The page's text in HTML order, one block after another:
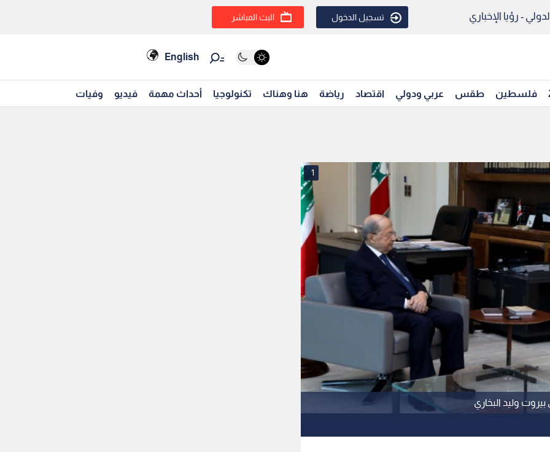
- رؤيا الإخباري تسجيل الدخول البث المباشر
English
فلسطين طقس عربي ودولي اقتصاد رياضة هنا وهناك تكنولوجيا أحداث مهمة فيديو وفيات
وليد البخاري
1